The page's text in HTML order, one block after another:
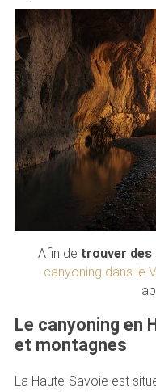
Afin de trouver
canyoning dans le
Le canyoning en
et montagnes
La Haute-Savoie est